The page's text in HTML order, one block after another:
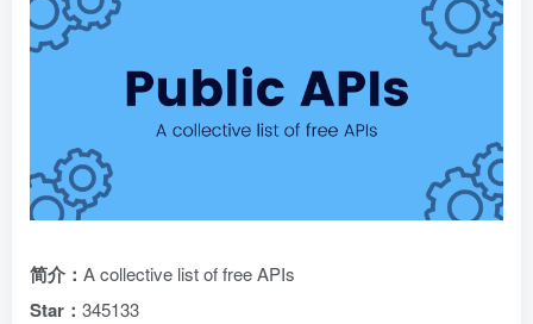
简介： A collective list of free APIs
Star： 345133